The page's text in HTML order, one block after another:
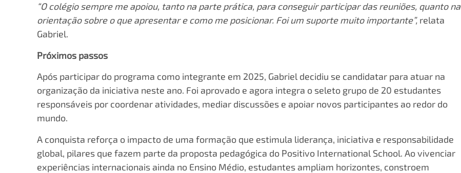
“O colégio sempre me apoiou, tanto na parte prática, para conseguir participar das reuniões, quanto na
orientação sobre o que apresentar e como me posicionar. Foi um suporte muito importante”, relata
Gabriel.
Próximos passos
Após participar do programa como integrante em 2025, Gabriel decidiu se candidatar para atuar na
organização da iniciativa neste ano. Foi aprovado e agora integra o seleto grupo de 20 estudantes
responsáveis por coordenar atividades, mediar discussões e apoiar novos participantes ao redor do
mundo.
A conquista reforça o impacto de uma formação que estimula liderança, iniciativa e responsabilidade
global, pilares que fazem parte da proposta pedagógica do Positivo International School. Ao vivenciar
experiências internacionais ainda no Ensino Médio, estudantes ampliam horizontes, constroem